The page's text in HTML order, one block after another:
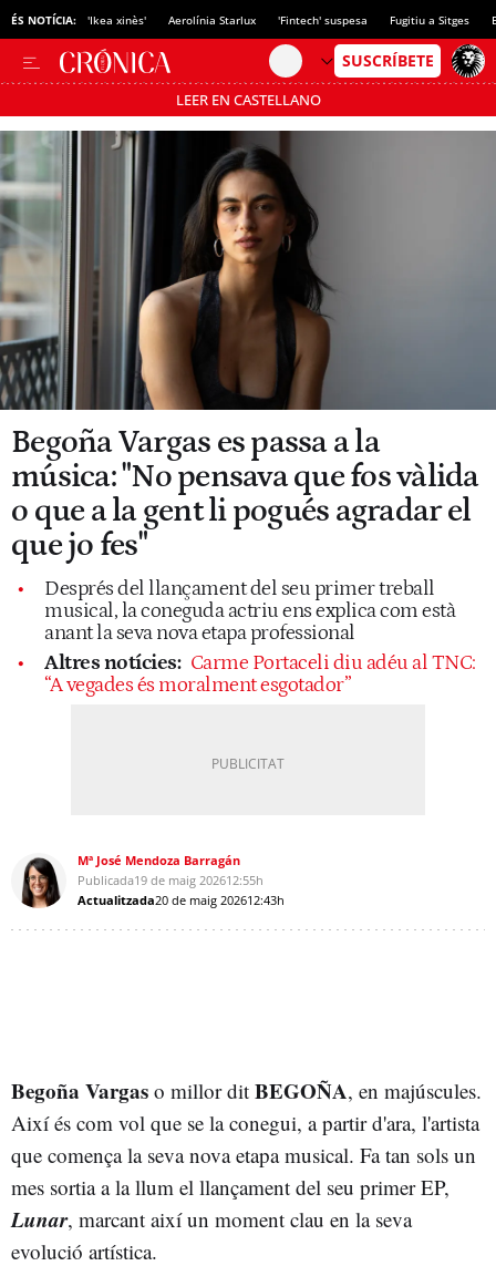
ÉS NOTÍCIA: 'Ikea xinès' Aerolínia Starlux 'Fintech' suspesa Fugitiu a Sitges
LEER EN CASTELLANO
Passa’t al mode estalvi
Begoña Vargas es passa a la
música: "No pensava que fos vàlida
o que a la gent li pogués agradar el
que jo fes"
Després del llançament del seu primer treball
musical, la coneguda actriu ens explica com està
anant la seva nova etapa professional
Altres notícies: Carme Portaceli diu adéu al TNC:
“A vegades és moralment esgotador”
Mª José Mendoza Barragán
Publicada19 de maig 202612:55h
Actualitzada20 de maig 202612:43h
Begoña Vargas o millor dit BEGOÑA, en majúscules.
Així és com vol que se la conegui, a partir d'ara, l'artista
que comença la seva nova etapa musical. Fa tan sols un
mes sortia a la llum el llançament del seu primer EP,
Lunar, marcant així un moment clau en la seva
evolució artística.